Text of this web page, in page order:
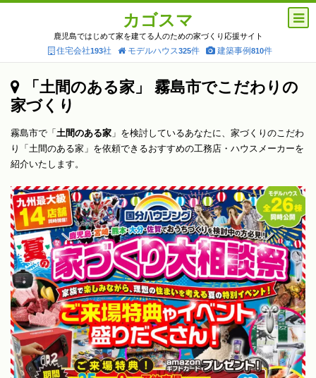
カゴスマ
鹿児島ではじめて家を建てる人のための家づくり応援サイト
住宅会社193社 モデルハウス325件 建築事例810件
「土間のある家」 霧島市でこだわりの
家づくり
霧島市で「 土間のある家 」を検討しているあなたに、家づくりのこだわ
り「土間のある家」を依頼できるおすすめの工務店・ハウスメーカーを
紹介いたします。